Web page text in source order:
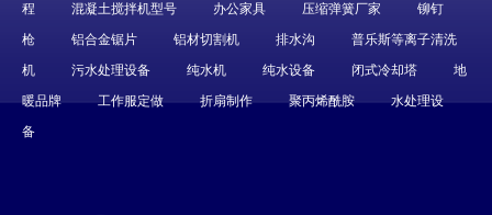
程
混凝土搅拌机型号 办公家具 压缩弹簧厂家
铆钉
枪
铝合金锯片 铝材切割机 排水沟
普乐斯等离子清洗
机
污水处理设备 纯水机 纯水设备 闭式冷却塔
地
暖品牌
工作服定做 折扇制作 聚丙烯酰胺
水处理设
备